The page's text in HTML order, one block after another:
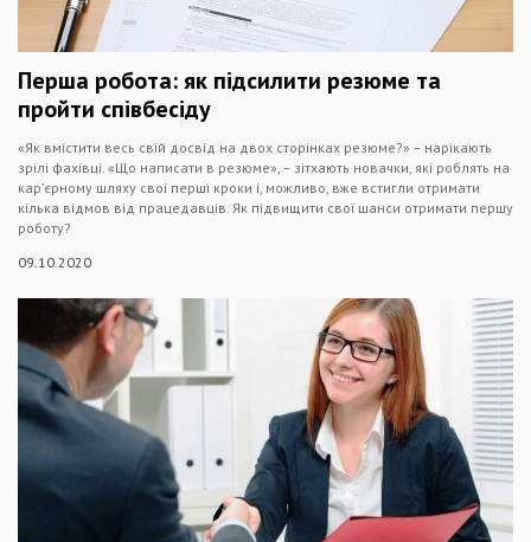
Перша робота: як підсилити резюме та
пройти співбесіду
«Як вмістити весь свій досвід на двох сторінках резюме?» – нарікають
зрілі фахівці. «Що написати в резюме», – зітхають новачки, які роблять на
кар’єрному шляху свої перші кроки і, можливо, вже встигли отримати
кілька відмов від працедавців. Як підвищити свої шанси отримати першу
роботу?
09.10.2020